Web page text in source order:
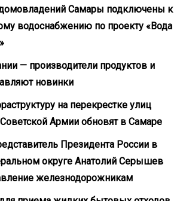
Самары подключены к
водоснабжению по проекту «Вода
— производители продуктов и
новинки
на перекрестке улиц
Армии обновят в Самаре
Президента России в
округе Анатолий Серышев
железнодорожникам